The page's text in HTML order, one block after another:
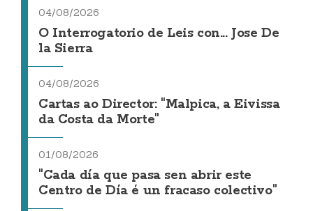
04/08/2026
O Interrogatorio de Leis con... Jose De
la Sierra
04/08/2026
Cartas ao Director: "Malpica, a Eivissa
da Costa da Morte"
01/08/2026
"Cada día que pasa sen abrir este
Centro de Día é un fracaso colectivo"